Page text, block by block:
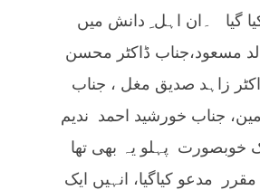
گیا ۔ان اہل ِ دانش میں
مسعود،جناب ڈاکٹر محسن
زاہد صدیق مغل ، جناب
جناب خورشید احمد ندیم
خوبصورت پہلو یہ بھی تھا
مدعو کیاگیا، انہیں ایک